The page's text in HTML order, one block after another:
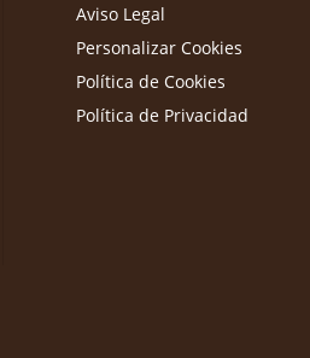
Aviso Legal
Personalizar Cookies
Política de Cookies
Política de Privacidad